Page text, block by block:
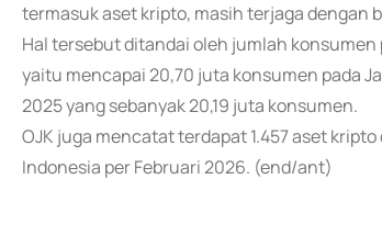
termasuk aset kripto, masih terjaga dengan
Hal tersebut ditandai oleh jumlah
yaitu mencapai 20,70 juta konsumen pada
2025 yang sebanyak 20,19 juta konsumen.
OJK juga mencatat terdapat 1.457 aset
Indonesia per Februari 2026. (end/ant)